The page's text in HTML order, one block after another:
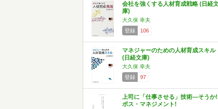
会社を強くする人材育成戦略 (日経
庫)
大久保 幸夫
登録
106
マネジャーのための人材育成スキル
(日経文庫)
大久保 幸夫
登録
97
上司に「仕事させる」技術―そうか!
ボス・マネジメント!